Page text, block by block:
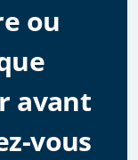
ou
avant
vous